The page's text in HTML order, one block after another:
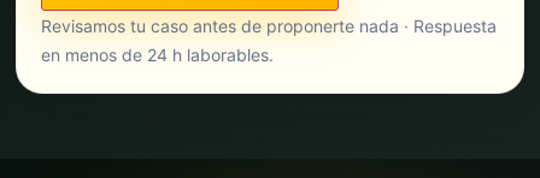
Revisamos tu caso antes de proponerte nada · Respuesta
en menos de 24 h laborables.